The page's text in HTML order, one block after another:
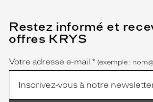
Restez informé et
offres KRYS
Name
Votre adresse e-mail *
(Ce
champ
est
obligatoire)
(exemple :